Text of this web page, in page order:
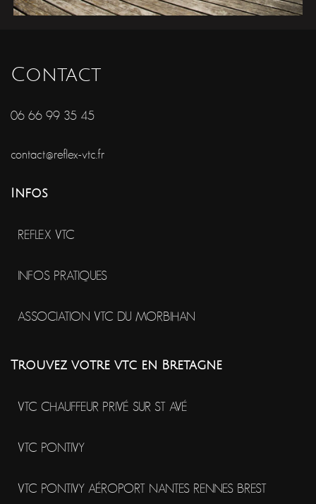
Contact
06 66 99 35 45
contact@reflex-vtc.fr
Infos
REFLEX VTC
INFOS PRATIQUES
ASSOCIATION VTC DU MORBIHAN
Trouvez votre vtc en Bretagne
VTC CHAUFFEUR PRIVÉ SUR ST AVÉ
VTC PONTIVY
VTC PONTIVY AÉROPORT NANTES RENNES BREST